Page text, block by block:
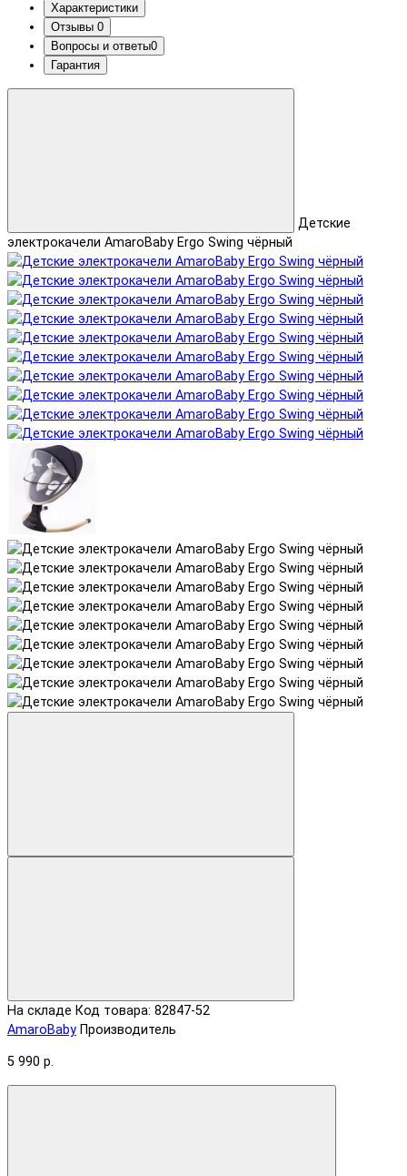
Характеристики
Отзывы 0
Вопросы и ответы0
Гарантия
Детские
электрокачели AmaroBaby Ergo Swing чёрный
На складе Код товара: 82847-52
AmaroBaby Производитель
5 990 р.